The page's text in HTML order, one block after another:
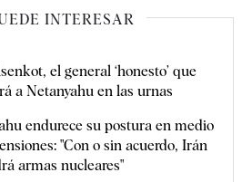
INTERESAR
el general ‘honesto’ que
a Netanyahu en las urnas
endurece su postura en medio
"Con o sin acuerdo, Irán
armas nucleares"